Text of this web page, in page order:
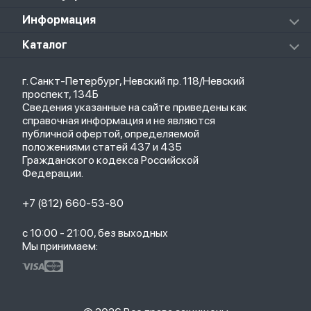
Xiaomi Redmi Pad
Роботы-пылесосы
Стилусы
Товары для детей
Саундбары
Мониторы
ТВ-приставки
Аксессуары к пылесосам и швабрам
Чехлы
Рюкзаки
Кабели
Зарядные устройства
Информация
О магазине
Политика конфиденциальности
Оплата и доставка
Партнерская программа
Гарантия
Обмен и возврат
Бонусы
Trade-in
Каталог
Новые поступления
Популярное
Акции
г. Санкт-Петербург, Невский пр. 118/Невский
проспект, 134Б
Сведения указанные на сайте приведены как
справочная информация и не являются
публичной офертой, определяемой
положениями статей 437 и 435
Гражданского кодекса Российской
Федерации.
+7 (812) 660-53-80
с 10:00 - 21:00, без выходных
Мы принимаем: